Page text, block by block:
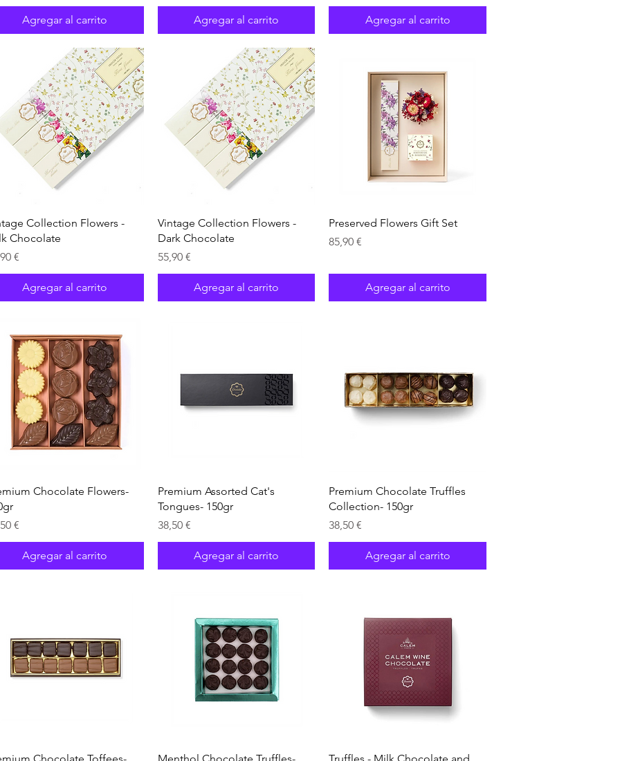
Agregar al carrito Agregar al carrito Agregar al carrito
Vista rápida
Collection Flowers -
Chocolate
€
Agregar al carrito
Vista rápida
Vintage Collection Flowers -
Dark Chocolate
Precio
55,90 €
Agregar al carrito
Vista rápida
Preserved Flowers Gift Set
Precio
85,90 €
Agregar al carrito
Vista rápida
Chocolate Flowers-
€
Agregar al carrito
Vista rápida
Premium Assorted Cat's
Tongues- 150gr
Precio
38,50 €
Agregar al carrito
Vista rápida
Premium Chocolate Truffles
Collection- 150gr
Precio
38,50 €
Agregar al carrito
Vista rápida Vista rápida Vista rápida